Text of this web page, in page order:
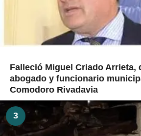
Falleció Miguel Criado Arrieta,
abogado y funcionario
Comodoro Rivadavia
3